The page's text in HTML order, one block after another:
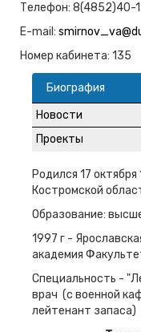
Телефон: 8(4852)40-
E-mail:
Номер кабинета: 135
Биография
Новости
Проекты
Родился 17
Костромской
Образование:
1997 г -
академия
Специальность -
врач (с военной
лейтенант запаса)